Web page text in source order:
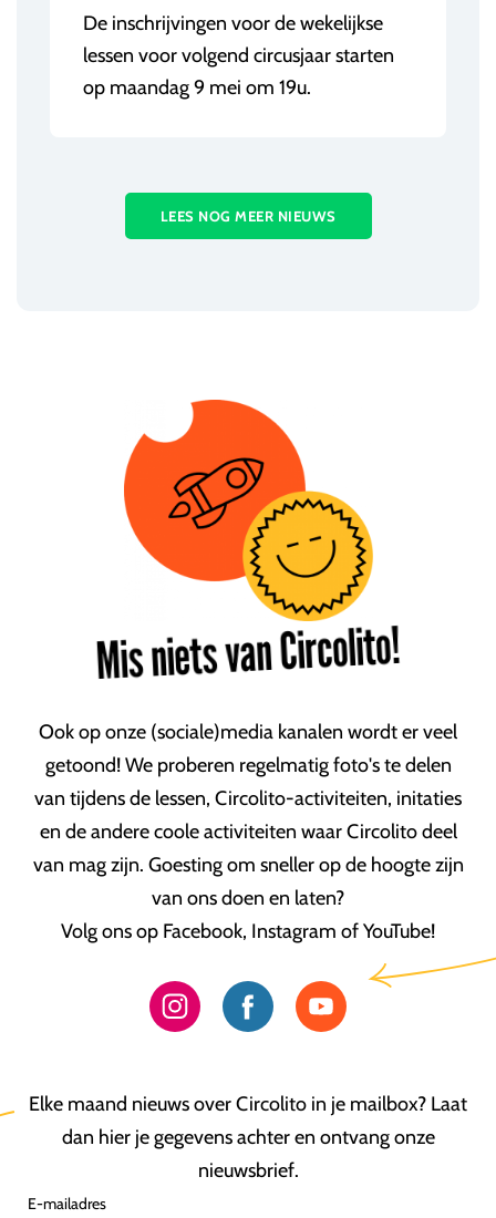
De inschrijvingen voor de wekelijkse
lessen voor volgend circusjaar starten
op maandag 9 mei om 19u.
LEES NOG MEER NIEUWS
Mis niets van Circolito!
Ook op onze (sociale)media kanalen wordt er veel
getoond! We proberen regelmatig foto's te delen
van tijdens de lessen, Circolito-activiteiten, initaties
en de andere coole activiteiten waar Circolito deel
van mag zijn. Goesting om sneller op de hoogte zijn
van ons doen en laten?
Volg ons op Facebook, Instagram of YouTube!
Elke maand nieuws over Circolito in je mailbox? Laat
dan hier je gegevens achter en ontvang onze
nieuwsbrief.
E-mailadres